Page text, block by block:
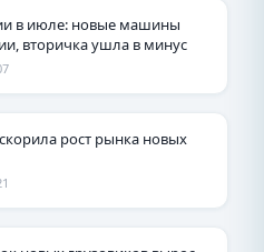
в июле: новые машины
вторичка ушла в минус
рост рынка новых